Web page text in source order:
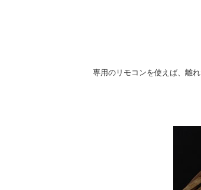
専用のリモコンを使えば、離